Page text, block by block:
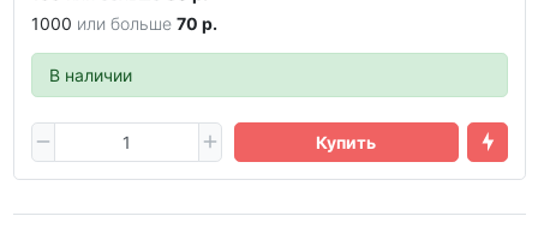
1000 или больше 70 р.
В наличии
Купить